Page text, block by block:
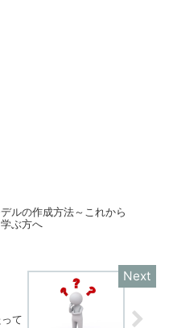
ルの作成方法～これから
ぶ方へ
て